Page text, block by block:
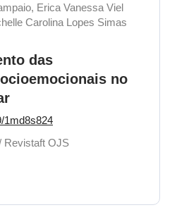
Erica Vanessa Viel
Carolina Lopes Simas
das
no
1md8s824
Revistaft OJS